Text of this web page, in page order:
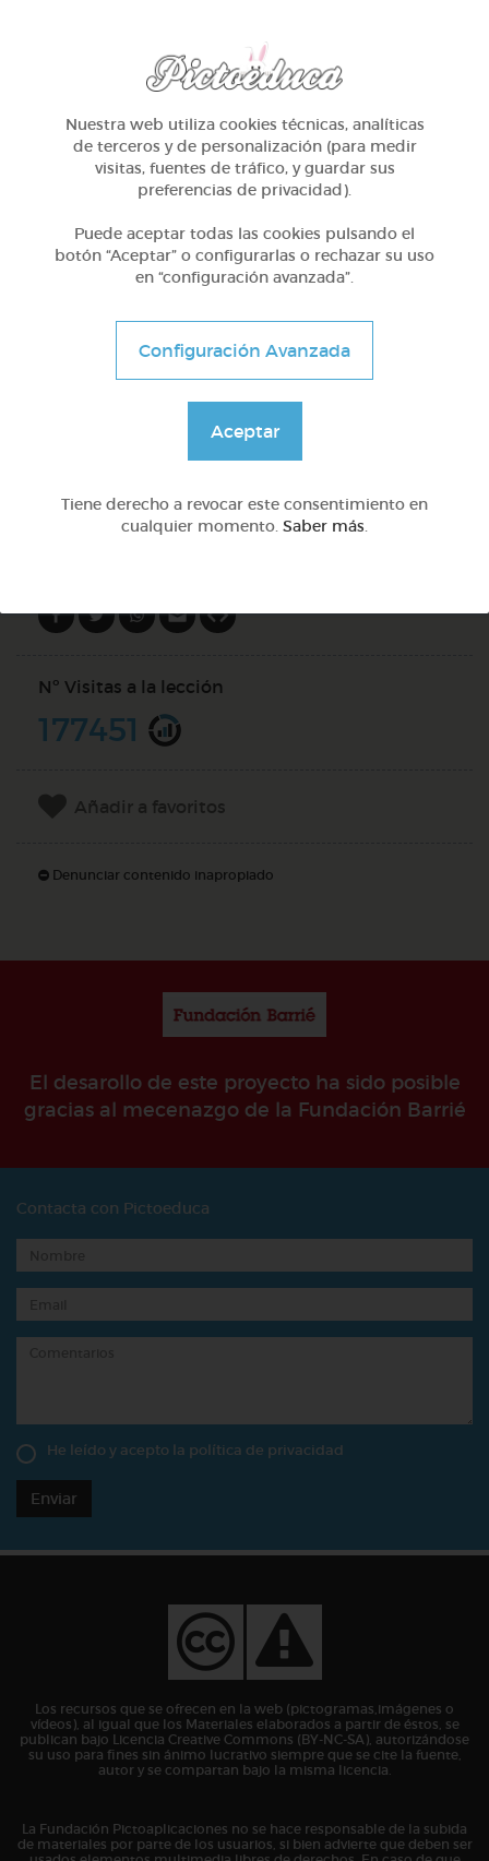
Otros
Sílabas directas: iniciales y finales
DOCS (4)
Nº Visitas a la lección
177451
Añadir a favoritos
Denunciar contenido inapropiado
El desarollo de este proyecto ha sido posible
gracias al mecenazgo de la Fundación Barrié
Contacta con Pictoeduca
He leído y acepto la política de privacidad
Enviar
Los recursos que se ofrecen en la web (pictogramas,imágenes o
vídeos), al igual que los Materiales elaborados a partir de éstos, se
publican bajo Licencia Creative Commons (BY-NC-SA), autorizándose
su uso para fines sin ánimo lucrativo siempre que se cite la fuente,
autor y se compartan bajo la misma licencia.
La Fundación Pictoaplicaciones no se hace responsable de la subida
de materiales por parte de los usuarios, si bien advierte que deben ser
Nuestra web utiliza cookies técnicas, analíticas
de terceros y de personalización (para medir
visitas, fuentes de tráfico, y guardar sus
preferencias de privacidad).
Puede aceptar todas las cookies pulsando el
botón “Aceptar” o configurarlas o rechazar su uso
en “configuración avanzada”.
Configuración Avanzada
Aceptar
Tiene derecho a revocar este consentimiento en
cualquier momento. Saber más.